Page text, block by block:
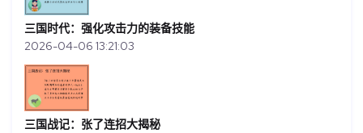
三国时代：强化攻击力的装备技能
2026-04-06 13:21:03
三国战记：张了连招大揭秘